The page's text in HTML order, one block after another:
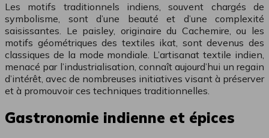
Les motifs traditionnels indiens, souvent chargés de
symbolisme, sont d’une beauté et d’une complexité
saisissantes. Le paisley, originaire du Cachemire, ou les
motifs géométriques des textiles ikat, sont devenus des
classiques de la mode mondiale. L’artisanat textile indien,
menacé par l’industrialisation, connaît aujourd’hui un regain
d’intérêt, avec de nombreuses initiatives visant à préserver
et à promouvoir ces techniques traditionnelles.
Gastronomie indienne et épices